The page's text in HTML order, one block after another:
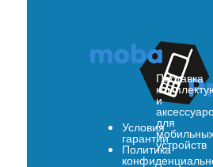
Условия
гарантии
Политика
Поставка
и
для
устройств